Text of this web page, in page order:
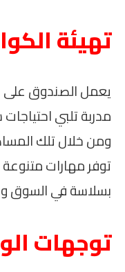
تهيئة
يعمل الصندوق على
مدربة تلبي
ومن خلال تلك
توفر مهارات متنوعة
بسلاسة في السوق
توجهات